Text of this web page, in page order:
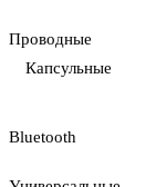
Проводные
Капсульные
Bluetooth